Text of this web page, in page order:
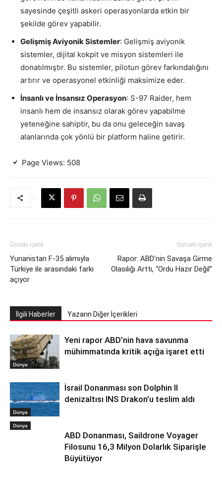
sayesinde çeşitli askeri operasyonlarda etkin bir
şekilde görev yapabilir.
Gelişmiş Aviyonik Sistemler: Gelişmiş aviyonik
sistemler, dijital kokpit ve misyon sistemleri ile
donatılmıştır. Bu sistemler, pilotun görev farkındalığını
artırır ve operasyonel etkinliği maksimize eder.
İnsanlı ve İnsansız Operasyon: S-97 Raider, hem
insanlı hem de insansız olarak görev yapabilme
yeteneğine sahiptir, bu da onu geleceğin savaş
alanlarında çok yönlü bir platform haline getirir.
Page Views: 508
Önceki İçerik
Yunanistan F-35 alımıyla
Türkiye ile arasındaki farkı
açıyor
Sonraki İçerik
Rapor: ABD’nin Savaşa Girme
Olasılığı Arttı, “Ordu Hazır Değil”
İlgili Haberler Yazarın Diğer İçerikleri
Dünya
Yeni rapor ABD’nin hava savunma
mühimmatında kritik açığa işaret etti
Dünya
İsrail Donanması son Dolphin II
denizaltısı INS Drakon’u teslim aldı
Dünya
ABD Donanması, Saildrone Voyager
Filosunu 16,3 Milyon Dolarlık Siparişle
Büyütüyor